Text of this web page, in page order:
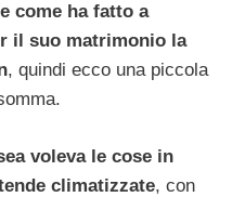
come ha fatto a
il suo matrimonio la
, quindi ecco una piccola
voleva le cose in
climatizzate, con